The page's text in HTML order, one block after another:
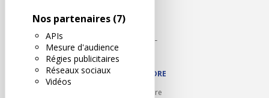
Nos partenaires (7)
APIs
Mesure d'audience
Régies publicitaires
Réseaux sociaux
Vidéos
Autodidact
Karoil
Autovision PL
Motovision
NOUS REJOINDRE
Ouvrir un centre